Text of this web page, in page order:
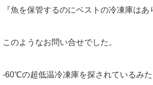
『魚を保管するのにベストの冷凍庫はあ
このようなお問い合せでした。
-60℃の超低温冷凍庫を探されているみ